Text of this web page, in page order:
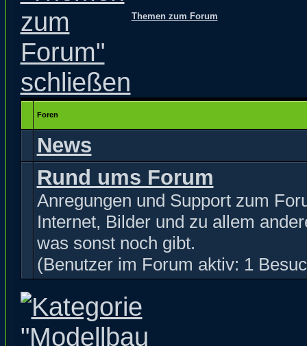
Themen zum Forum
Foren
News
Rund ums Forum
Anregungen und Support zum
Internet, Bilder und zu allem
was sonst noch gibt.
(Benutzer im Forum aktiv: 1